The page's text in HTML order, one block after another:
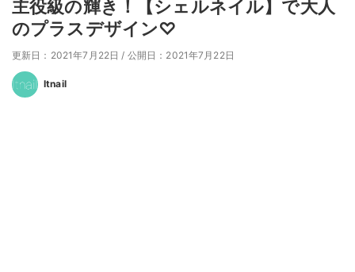
主役級の輝き！【シェルネイル】で大人
のプラスデザイン♡
更新日：2021年7月22日 / 公開日：2021年7月22日
Itnail